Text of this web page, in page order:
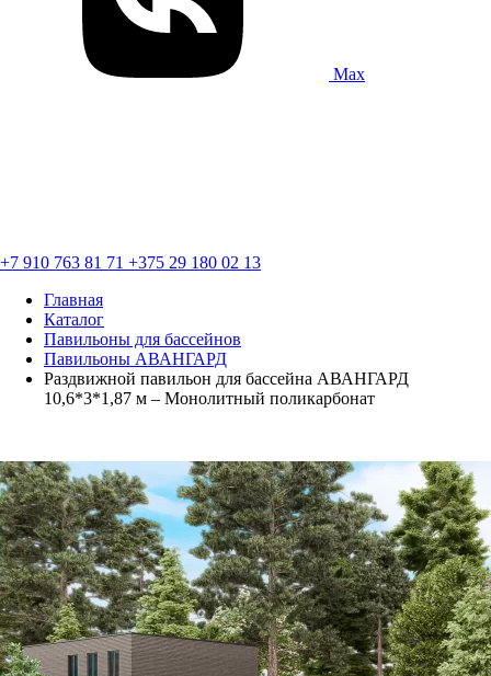
Max
+7 910 763 81 71 +375 29 180 02 13
Главная
Каталог
Павильоны для бассейнов
Павильоны АВАНГАРД
Раздвижной павильон для бассейна АВАНГАРД
10,6*3*1,87 м – Монолитный поликарбонат